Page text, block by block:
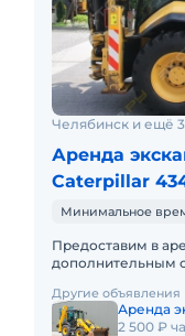
Челябинск и ещё
Аренда
Caterpillar
Минимальное
Предоставим в
дополнительным
спецтехники -
Другие объявления
Аренда
2 500 ₽